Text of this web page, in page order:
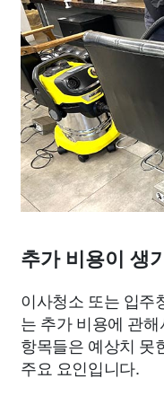
추가 비용이 생
이사청소 또는 입주
는 추가 비용에 관
항목들은 예상치 못
주요 요인입니다.